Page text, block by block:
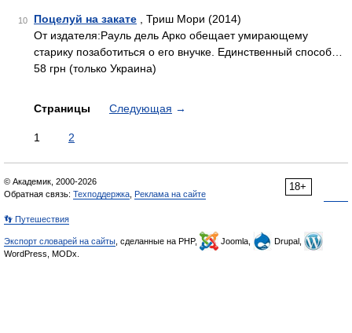
10 Поцелуй на закате , Триш Мори (2014)
От издателя:Рауль дель Арко обещает умирающему
старику позаботиться о его внучке. Единственный способ…
58 грн (только Украина)
Страницы Следующая →
1 2
18+
© Академик, 2000-2026
Обратная связь: Техподдержка Реклама на сайте
👣 Путешествия
Экспорт словарей на сайты , сделанные на PHP, Joomla,
Drupal,
WordPress, MODx.